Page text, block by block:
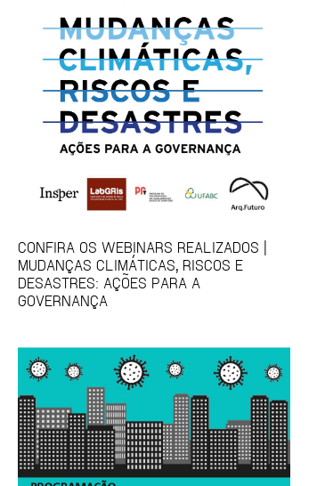
CONFIRA OS WEBINARS REALIZADOS |
MUDANÇAS CLIMÁTICAS, RISCOS E
DESASTRES: AÇÕES PARA A
GOVERNANÇA